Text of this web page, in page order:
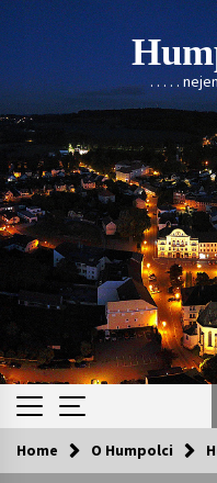
Skip
to
content
. . . . .
Kam za
Home O Humpolci